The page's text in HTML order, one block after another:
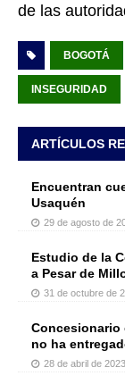
de las
BOGOTÁ
INSEGURIDAD
ARTÍCULOS
Encuentran
Usaquén
29 de agosto de
Estudio de la
a Pesar de
31 de octubre de
Concesionario
no ha
28 de abril de 2023